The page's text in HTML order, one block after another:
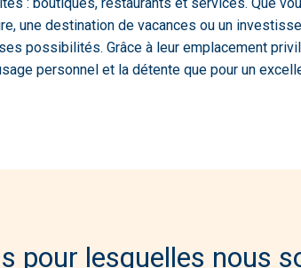
une destination de vacances ou un
possibilités. Grâce à leur emplacement
personnel et la détente que pour un
pour lesquelles nous